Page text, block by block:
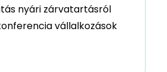
nyári zárvatartásról
vállalkozások